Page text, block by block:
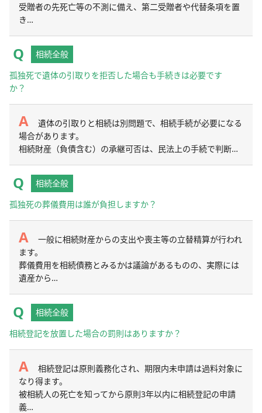
受贈者の先死亡等の不測に備え、第二受贈者や代替条項を置
き…
相続全般
孤独死で遺体の引取りを拒否した場合も手続きは必要です
か？
遺体の引取りと相続は別問題で、相続手続が必要になる
場合があります。
相続財産（負債含む）の承継可否は、民法上の手続で判断…
相続全般
孤独死の葬儀費用は誰が負担しますか？
一般に相続財産からの支出や喪主等の立替精算が行われ
ます。
葬儀費用を相続債務とみるかは議論があるものの、実際には
遺産から…
相続全般
相続登記を放置した場合の罰則はありますか？
相続登記は原則義務化され、期限内未申請は過料対象に
なり得ます。
被相続人の死亡を知ってから原則3年以内に相続登記の申請
義…